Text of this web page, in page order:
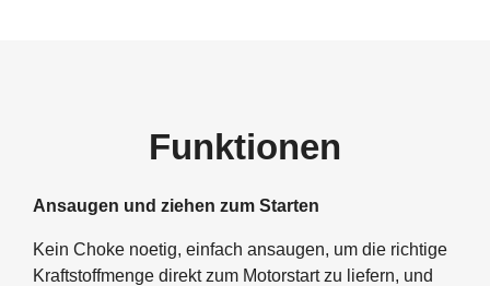
Funktionen
Ansaugen und ziehen zum Starten
Kein Choke noetig, einfach ansaugen, um die richtige
Kraftstoffmenge direkt zum Motorstart zu liefern, und